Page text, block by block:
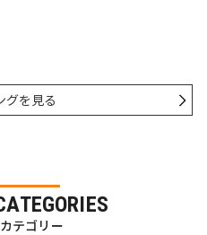
グを見る
テゴリー